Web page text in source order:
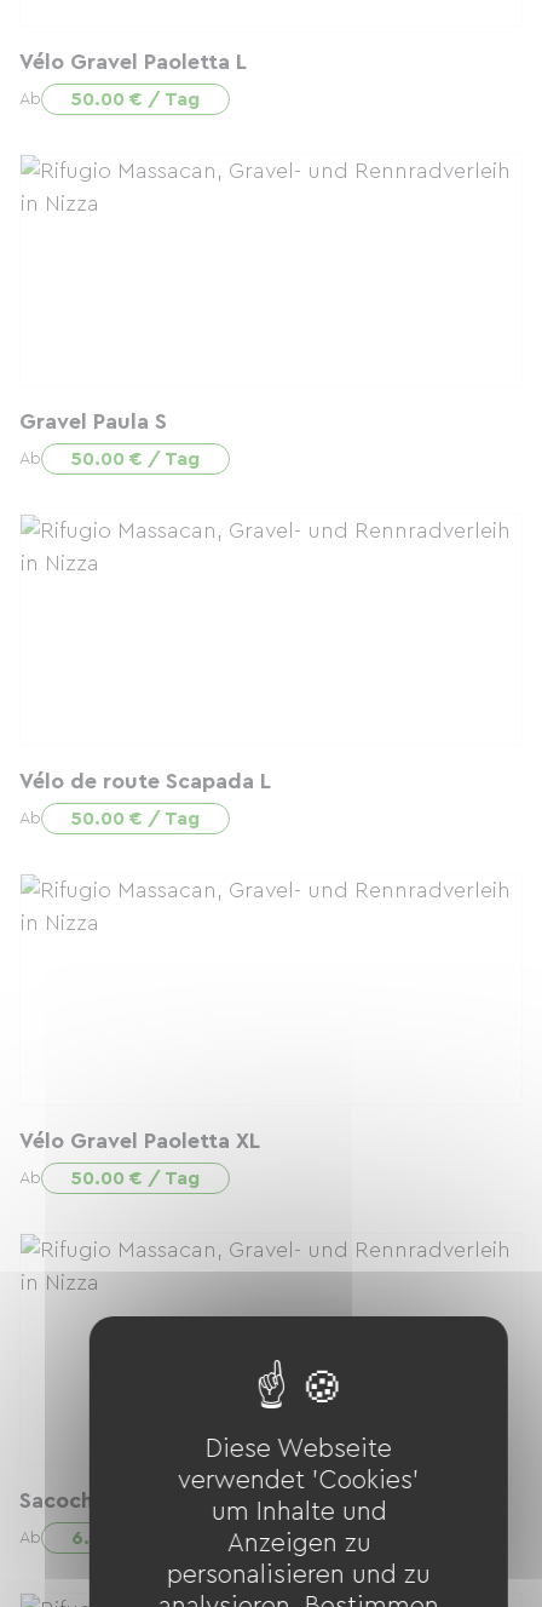
Vélo Gravel Paoletta L
Ab 50.00 € / Tag
Gravel Paula S
Ab 50.00 € / Tag
Vélo de route Scapada L
Ab 50.00 € / Tag
Vélo Gravel Paoletta XL
Ab 50.00 € / Tag
Sacoche de selle 13L
Ab 6.00 € / Tag
Diese Webseite
verwendet 'Cookies'
um Inhalte und
Anzeigen zu
personalisieren und zu